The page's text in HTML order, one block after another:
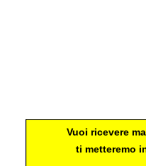
Vuoi ricevere
ti metteremo